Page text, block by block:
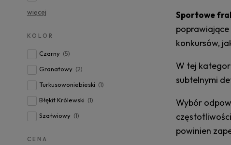
więcej
KOLOR
Czarny (5)
Granatowy (2)
Turkusowoniebieski (1)
Błękit Królewski (1)
Szałwiowy (1)
CENA
Sportowe
konkursów,
W tej
subtelnymi
Wybór
powinien